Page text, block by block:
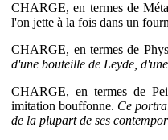
CHARGE, en termes de
l'on jette à la fois dans un
CHARGE, en termes de
d'une bouteille de Leyde,
CHARGE, en termes de
imitation bouffonne. Ce
de la plupart de ses